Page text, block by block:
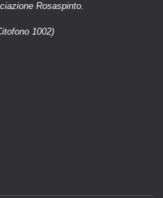
Rosaspinto.
1002)